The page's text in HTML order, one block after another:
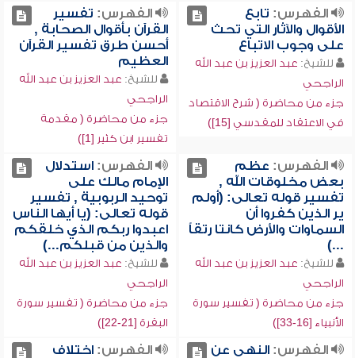
الفهرس: تابع
الأقوال والآثار التي تحث
على وجوب الاتباع
للشيخ: عبد العزيز بن عبد الله
الراجحي
جزء من محاضرة ( شرح الاقتصاد
في الاعتقاد للمقدسي [15])
الفهرس: تفسير
القرآن بأقوال الصحابة ,
أحسن طرق تفسير القرآن
العظيم
للشيخ: عبد العزيز بن عبد الله
الراجحي
جزء من محاضرة ( مقدمة
تفسير ابن كثير [1])
الفهرس: عظم
بعض مخلوقات الله ,
تفسير قوله تعالى: (أولم
ير الذين كفروا أن
السماوات والأرض كانتا رتقاً
...)
للشيخ: عبد العزيز بن عبد الله
الراجحي
جزء من محاضرة ( تفسير سورة
الأنبياء [16-33])
الفهرس:استدلال
الإمام مالك على
توحيد الربوبية , تفسير
قوله تعالى: (يا أيها الناس
اعبدوا ربكم الذي خلقكم
والذين من قبلكم...)
للشيخ: عبد العزيز بن عبد الله
الراجحي
جزء من محاضرة ( تفسير سورة
البقرة [21-22])
الفهرس:النهي عن
الفهرس:اختلاف